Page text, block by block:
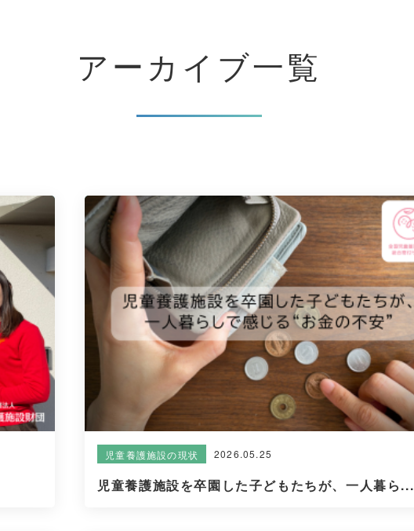
アーカイブ一覧
児童養護施設の現状 2026.05.25
児童養護施設を卒園した子どもたちが、一人暮ら...